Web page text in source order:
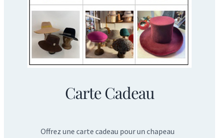
Carte Cadeau
Offrez une carte cadeau pour un chapeau